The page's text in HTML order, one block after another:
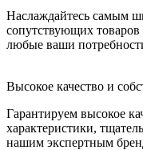
Наслаждайтесь самым
сопутствующих
любые ваши
Высокое качество и
Гарантируем высокое
характеристики,
нашим экспертным